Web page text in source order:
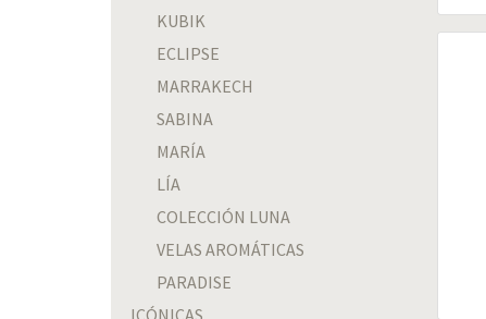
KUBIK
ECLIPSE
MARRAKECH
SABINA
MARÍA
LÍA
COLECCIÓN LUNA
VELAS AROMÁTICAS
PARADISE
ICÓNICAS